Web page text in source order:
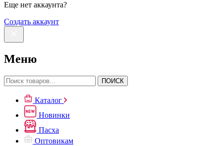
Еще нет аккаунта?
Создать аккаунт
Меню
ПОИСК
Каталог
Новинки
Пасха
Оптовикам